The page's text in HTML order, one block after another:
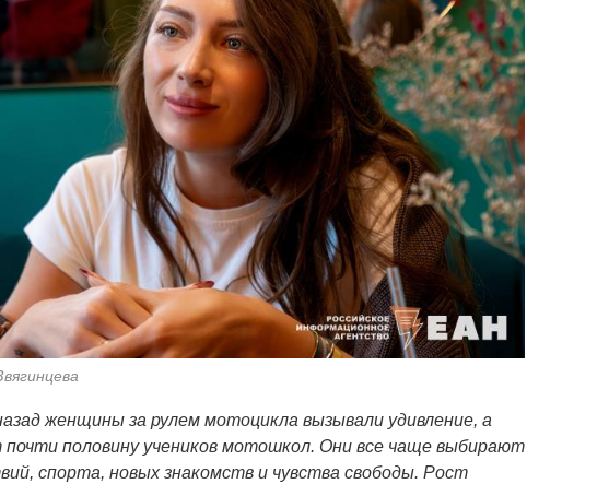
женщины за рулем мотоцикла вызывали удивление, а
почти половину учеников мотошкол. Они все чаще выбирают
спорта, новых знакомств и чувства свободы. Рост